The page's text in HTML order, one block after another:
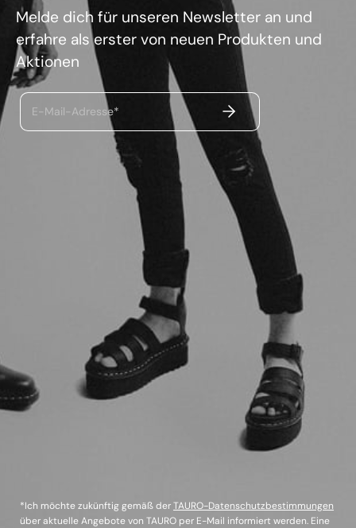
Melde dich für unseren Newsletter an und
erfahre als erster von neuen Produkten und
Aktionen
E-Mail-Adresse* ABSENDEN
*Ich möchte zukünftig gemäß derTAURO-Datenschutzbestimmungen
über aktuelle Angebote von TAURO per E-Mail informiert werden. Eine